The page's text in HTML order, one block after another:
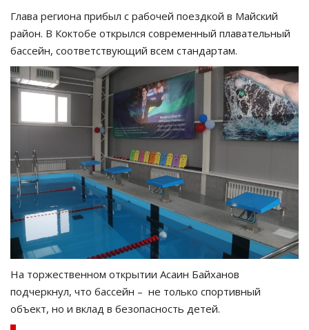
Язык
Қазақша Русский
Глава региона прибыл с рабочей поездкой в Майский
район. В Коктобе открылся современный плавательный
бассейн, соответствующий всем стандартам.
На торжественном открытии Асаин Байханов
подчеркнул, что бассейн – не только спортивный
объект, но и вклад в безопасность детей.